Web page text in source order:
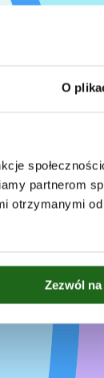
O
partnerom
otrzymanymi
Zezwól